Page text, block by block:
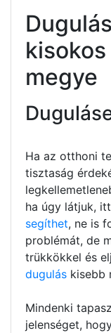
megye
Ha az otthoni
tisztaság
ha úgy látjuk,
segíthet, ne is
problémát, de
trükkökkel és
dugulás kisebb
Mindenki
jelenséget,